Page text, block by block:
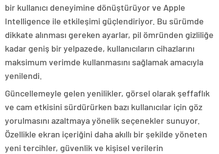
bir kullanıcı deneyimine dönüştürüyor ve Apple
Intelligence ile etkileşimi güçlendiriyor. Bu sürümde
dikkate alınması gereken ayarlar, pil ömründen gizliliğe
kadar geniş bir yelpazede, kullanıcıların cihazlarını
maksimum verimde kullanmasını sağlamak amacıyla
yenilendi.
Güncellemeyle gelen yenilikler, görsel olarak şeffaflık
ve cam etkisini sürdürürken bazı kullanıcılar için göz
yorulmasını azaltmaya yönelik seçenekler sunuyor.
Özellikle ekran içeriğini daha akıllı bir şekilde yöneten
yeni tercihler, güvenlik ve kişisel verilerin